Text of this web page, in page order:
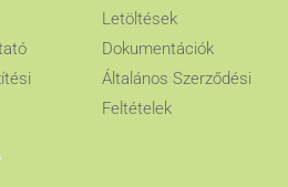
Letöltések
Dokumentációk
Általános Szerződési
Feltételek